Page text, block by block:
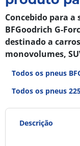
Concebido para a
BFGoodrich G-
destinado a
monovolumes,
Todos os pneus
Todos os pneus‎
Descrição